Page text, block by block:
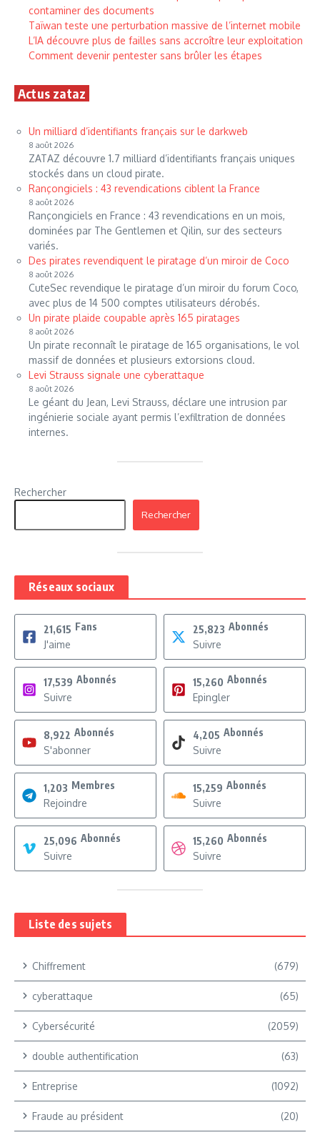
contaminer des documents
Taïwan teste une perturbation massive de l’internet mobile
L’IA découvre plus de failles sans accroître leur exploitation
Comment devenir pentester sans brûler les étapes
Actus zataz
Un milliard d’identifiants français sur le darkweb
8 août 2026
ZATAZ découvre 1.7 milliard d’identifiants français uniques
stockés dans un cloud pirate.
Rançongiciels : 43 revendications ciblent la France
8 août 2026
Rançongiciels en France : 43 revendications en un mois,
dominées par The Gentlemen et Qilin, sur des secteurs
variés.
Des pirates revendiquent le piratage d’un miroir de Coco
8 août 2026
CuteSec revendique le piratage d’un miroir du forum Coco,
avec plus de 14 500 comptes utilisateurs dérobés.
Un pirate plaide coupable après 165 piratages
8 août 2026
Un pirate reconnaît le piratage de 165 organisations, le vol
massif de données et plusieurs extorsions cloud.
Levi Strauss signale une cyberattaque
8 août 2026
Le géant du Jean, Levi Strauss, déclare une intrusion par
ingénierie sociale ayant permis l’exfiltration de données
internes.
Rechercher
Rechercher
Réseaux sociaux
21,615 Fans
J'aime
25,823 Abonnés
Suivre
17,539 Abonnés
Suivre
15,260 Abonnés
Epingler
8,922 Abonnés
S'abonner
4,205 Abonnés
Suivre
1,203 Membres
Rejoindre
15,259 Abonnés
Suivre
25,096 Abonnés
Suivre
15,260 Abonnés
Suivre
Liste des sujets
Chiffrement (679)
cyberattaque (65)
Cybersécurité (2059)
double authentification (63)
Entreprise (1092)
Fraude au président (20)